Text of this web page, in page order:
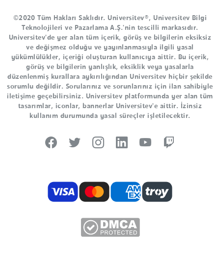
©2020 Tüm Hakları Saklıdır. Universitev®, Universitev Bilgi
Teknolojileri ve Pazarlama A.Ş.'nin tescilli markasıdır.
Universitev'de yer alan tüm içerik, görüş ve bilgilerin eksiksiz
ve değişmez olduğu ve yayınlanmasıyla ilgili yasal
yükümlülükler, içeriği oluşturan kullanıcıya aittir. Bu içerik,
görüş ve bilgilerin yanlışlık, eksiklik veya yasalarla
düzenlenmiş kurallara aykırılığından Universitev hiçbir şekilde
sorumlu değildir. Sorularınız ve sorunlarınız için ilan sahibiyle
iletişime geçebilirsiniz. Universitev platformunda yer alan tüm
tasarımlar, iconlar, bannerlar Universitev'e aittir. İzinsiz
kullanım durumunda yasal süreçler işletilecektir.